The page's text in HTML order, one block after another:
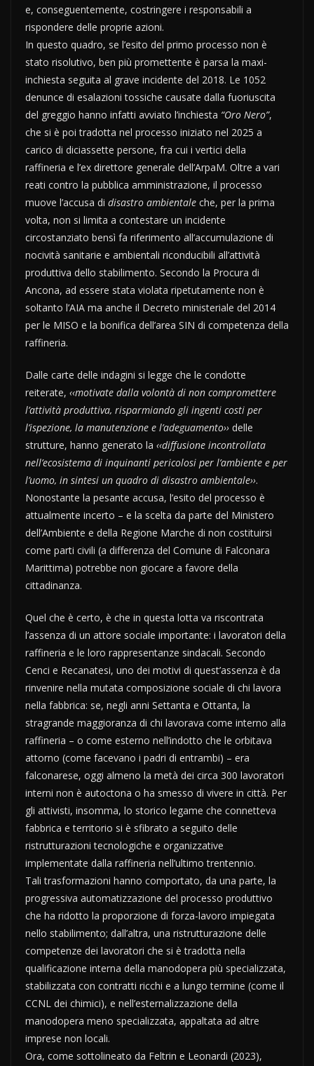
e, conseguentemente, costringere i responsabili a
rispondere delle proprie azioni.
In questo quadro, se l’esito del primo processo non è
stato risolutivo, ben più promettente è parsa la maxi-
inchiesta seguita al grave incidente del 2018. Le 1052
denunce di esalazioni tossiche causate dalla fuoriuscita
del greggio hanno infatti avviato l’inchiesta “Oro Nero”,
che si è poi tradotta nel processo iniziato nel 2025 a
carico di diciassette persone, fra cui i vertici della
raffineria e l’ex direttore generale dell’ArpaM. Oltre a vari
reati contro la pubblica amministrazione, il processo
muove l’accusa di disastro ambientale che, per la prima
volta, non si limita a contestare un incidente
circostanziato bensì fa riferimento all’accumulazione di
nocività sanitarie e ambientali riconducibili all’attività
produttiva dello stabilimento. Secondo la Procura di
Ancona, ad essere stata violata ripetutamente non è
soltanto l’AIA ma anche il Decreto ministeriale del 2014
per le MISO e la bonifica dell’area SIN di competenza della
raffineria.
Dalle carte delle indagini si legge che le condotte
reiterate, ‹‹motivate dalla volontà di non compromettere
l’attività produttiva, risparmiando gli ingenti costi per
l’ispezione, la manutenzione e l’adeguamento›› delle
strutture, hanno generato la ‹‹diffusione incontrollata
nell’ecosistema di inquinanti pericolosi per l’ambiente e per
l’uomo, in sintesi un quadro di disastro ambientale››.
Nonostante la pesante accusa, l’esito del processo è
attualmente incerto – e la scelta da parte del Ministero
dell’Ambiente e della Regione Marche di non costituirsi
come parti civili (a differenza del Comune di Falconara
Marittima) potrebbe non giocare a favore della
cittadinanza.
Quel che è certo, è che in questa lotta va riscontrata
l’assenza di un attore sociale importante: i lavoratori della
raffineria e le loro rappresentanze sindacali. Secondo
Cenci e Recanatesi, uno dei motivi di quest’assenza è da
rinvenire nella mutata composizione sociale di chi lavora
nella fabbrica: se, negli anni Settanta e Ottanta, la
stragrande maggioranza di chi lavorava come interno alla
raffineria – o come esterno nell’indotto che le orbitava
attorno (come facevano i padri di entrambi) – era
falconarese, oggi almeno la metà dei circa 300 lavoratori
interni non è autoctona o ha smesso di vivere in città. Per
gli attivisti, insomma, lo storico legame che connetteva
fabbrica e territorio si è sfibrato a seguito delle
ristrutturazioni tecnologiche e organizzative
implementate dalla raffineria nell’ultimo trentennio.
Tali trasformazioni hanno comportato, da una parte, la
progressiva automatizzazione del processo produttivo
che ha ridotto la proporzione di forza-lavoro impiegata
nello stabilimento; dall’altra, una ristrutturazione delle
competenze dei lavoratori che si è tradotta nella
qualificazione interna della manodopera più specializzata,
stabilizzata con contratti ricchi e a lungo termine (come il
CCNL dei chimici), e nell’esternalizzazione della
manodopera meno specializzata, appaltata ad altre
imprese non locali.
Ora, come sottolineato da Feltrin e Leonardi (2023),